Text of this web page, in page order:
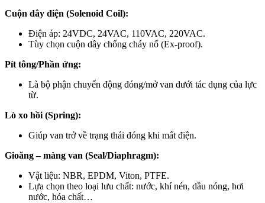
Cuộn dây điện (Solenoid Coil):
Điện áp: 24VDC, 24VAC, 110VAC, 220VAC.
Tùy chọn cuộn dây chống cháy nổ (Ex-proof).
Pít tông/Phần ứng:
Là bộ phận chuyển động đóng/mở van dưới tác dụng của lực
từ.
Lò xo hồi (Spring):
Giúp van trở về trạng thái đóng khi mất điện.
Gioăng – màng van (Seal/Diaphragm):
Vật liệu: NBR, EPDM, Viton, PTFE.
Lựa chọn theo loại lưu chất: nước, khí nén, dầu nóng, hơi
nước, hóa chất…